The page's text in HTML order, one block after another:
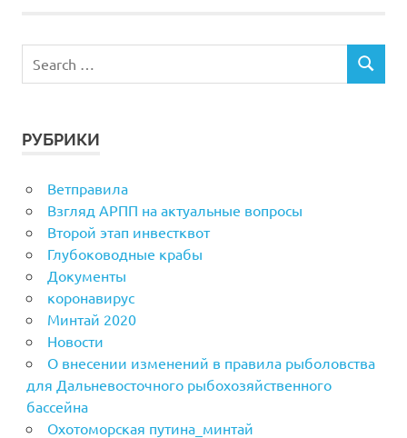
РУБРИКИ
Ветправила
Взгляд АРПП на актуальные вопросы
Второй этап инвестквот
Глубоководные крабы
Документы
коронавирус
Минтай 2020
Новости
О внесении изменений в правила рыболовства
для Дальневосточного рыбохозяйственного
бассейна
Охотоморская путина_минтай